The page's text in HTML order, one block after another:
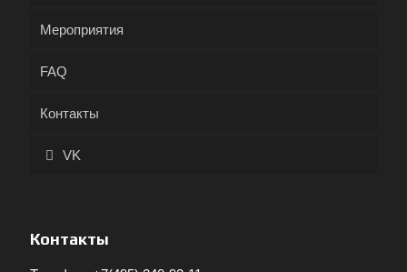
Мероприятия
FAQ
Контакты
VK
Контакты